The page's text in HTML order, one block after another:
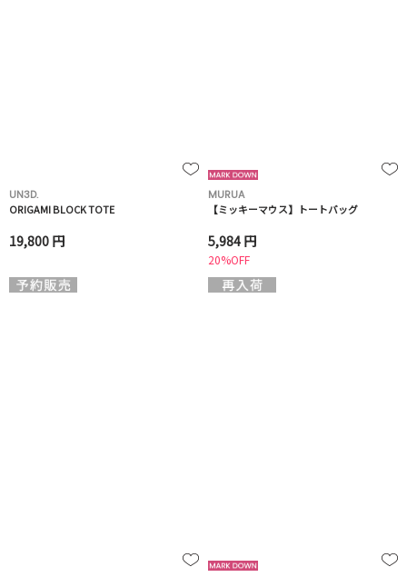
UN3D.
ORIGAMI BLOCK TOTE
19,800 円
MURUA
【ミッキーマウス】トートバッグ
5,984 円
20%OFF